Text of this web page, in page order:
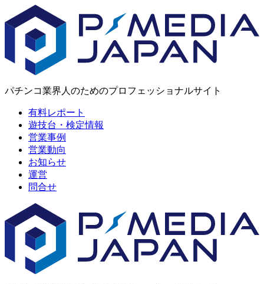
パチンコ業界人のためのプロフェッショナルサイト
有料レポート
遊技台・検定情報
営業事例
営業動向
お知らせ
運営
問合せ